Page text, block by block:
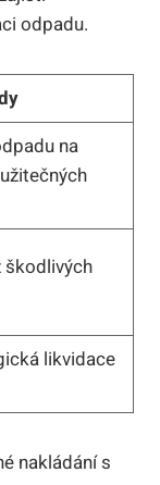
odpadu.
na
škodlivých
likvidace